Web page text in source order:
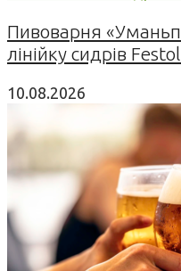
Пивоварня
лінійку сидрів
10.08.2026